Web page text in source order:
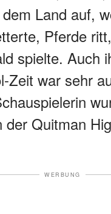
Land auf,
Pferde
spielte. Auch
Zeit war sehr
der Quitman
WERBUNG